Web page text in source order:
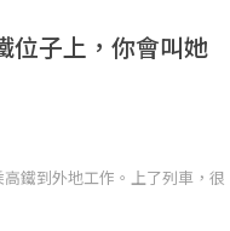
位子上，你會叫她
鐵到外地工作。上了列車，很
前往專題